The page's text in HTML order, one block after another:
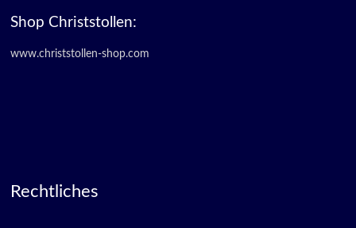
Shop Christstollen:
www.christstollen-shop.com
Rechtliches